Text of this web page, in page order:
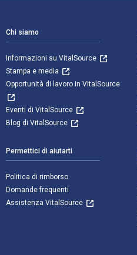
Chi siamo
Informazioni su VitalSource
Stampa e media
Opportunità di lavoro in VitalSource
Eventi di VitalSource
Blog di VitalSource
Permettici di aiutarti
Politica di rimborso
Domande frequenti
Assistenza VitalSource